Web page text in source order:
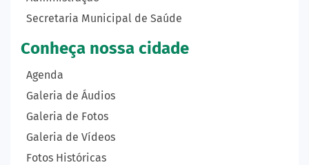
Secretaria Municipal de Saúde
Conheça nossa cidade
Agenda
Galeria de Áudios
Galeria de Fotos
Galeria de Vídeos
Fotos Históricas